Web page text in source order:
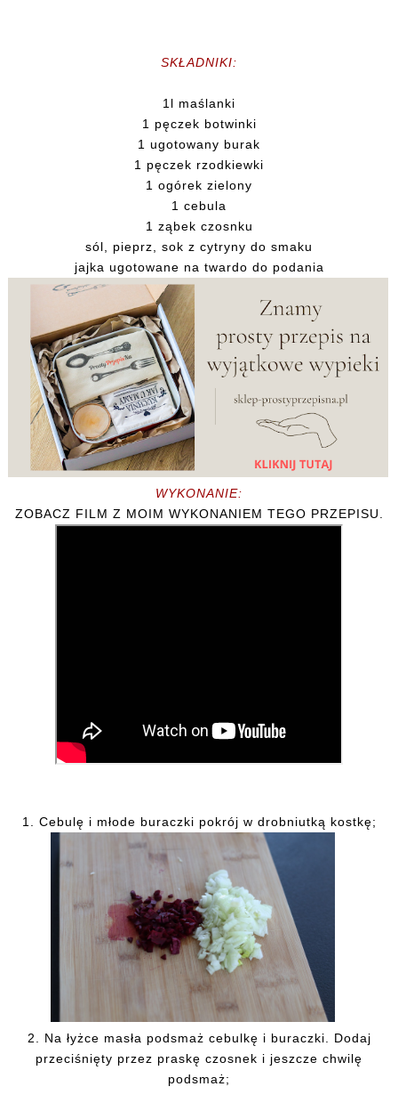
SKŁADNIKI:
1l maślanki
1 pęczek botwinki
1 ugotowany burak
1 pęczek rzodkiewki
1 ogórek zielony
1 cebula
1 ząbek czosnku
sól, pieprz, sok z cytryny do smaku
jajka ugotowane na twardo do podania
WYKONANIE:
ZOBACZ FILM Z MOIM WYKONANIEM TEGO PRZEPISU.
1. Cebulę i młode buraczki pokrój w drobniutką kostkę;
2. Na łyżce masła podsmaż cebulkę i buraczki. Dodaj
przeciśnięty przez praskę czosnek i jeszcze chwilę
podsmaż;